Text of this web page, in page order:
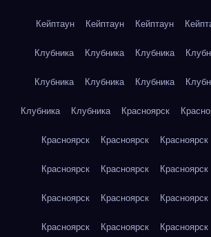
Кейптаун Кейптаун Кейптаун
Клубника Клубника Клубника
Клубника Клубника Клубника
Клубника Клубника Красноярск
Красноярск Красноярск Красноярск
Красноярск Красноярск Красноярск
Красноярск Красноярск Красноярск
Красноярск Красноярск Красноярск